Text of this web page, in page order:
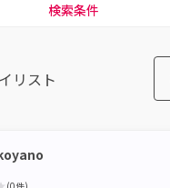
検索条件
リスト